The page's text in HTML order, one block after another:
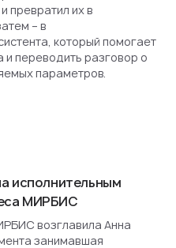
превратил их в
– в
который помогает
и переводить разговор о
параметров.
исполнительным
МИРБИС
возглавила Анна
занимавшая